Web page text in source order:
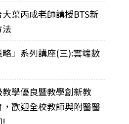
葉丙成老師講授BTS新
略」系列講座(三):雲端數
教學優良暨教學創新教
歡迎全校教師與附醫醫
!